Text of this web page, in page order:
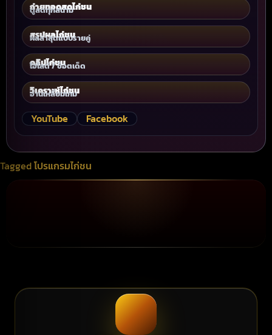
ถ่ายทอดสดไก่ชน
ดูสดทุกสนาม
สรุปผลไก่ชน
ผลล่าสุดแบบรายคู่
คลิปไก่ชน
ไฮไลต์ / ช็อตเด็ด
วิเคราะห์ไก่ชน
อ่านเหลี่ยมเกม
YouTube Facebook
Taggedโปรแกรมไก่ชน